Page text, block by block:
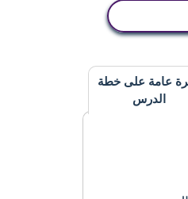
عامة على خطة
الدرس